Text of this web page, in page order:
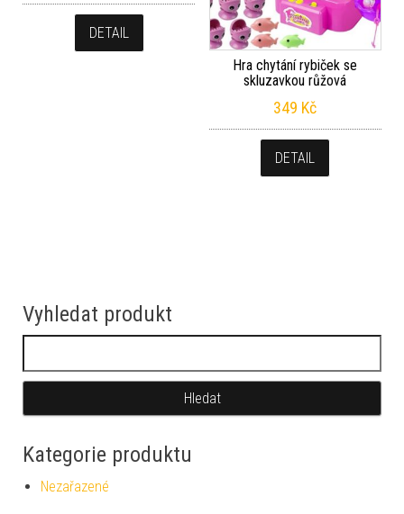
DETAIL
Hra chytání rybiček se
skluzavkou růžová
349 Kč
DETAIL
Vyhledat produkt
Kategorie produktu
Nezařazené